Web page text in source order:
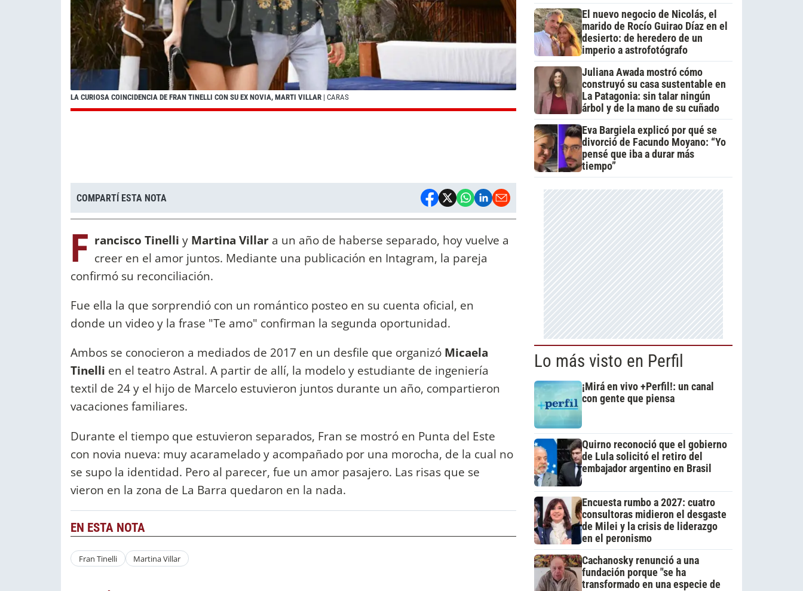
LA CURIOSA COINCIDENCIA DE FRAN TINELLI CON SU EX NOVIA, MARTI VILLAR | CARAS
COMPARTÍ ESTA NOTA
F rancisco Tinelli y Martina Villar a un año de haberse separado, hoy vuelve a
creer en el amor juntos. Mediante una publicación en Intagram, la pareja
confirmó su reconciliación.
Fue ella la que sorprendió con un romántico posteo en su cuenta oficial, en
donde un video y la frase "Te amo" confirman la segunda oportunidad.
Ambos se conocieron a mediados de 2017 en un desfile que organizó Micaela
Tinelli en el teatro Astral. A partir de allí, la modelo y estudiante de ingeniería
textil de 24 y el hijo de Marcelo estuvieron juntos durante un año, compartieron
vacaciones familiares.
Durante el tiempo que estuvieron separados, Fran se mostró en Punta del Este
con novia nueva: muy acaramelado y acompañado por una morocha, de la cual no
se supo la identidad. Pero al parecer, fue un amor pasajero. Las risas que se
vieron en la zona de La Barra quedaron en la nada.
EN ESTA NOTA
Fran Tinelli Martina Villar
El nuevo negocio de Nicolás, el
marido de Rocío Guirao Díaz en el
desierto: de heredero de un
imperio a astrofotógrafo
Juliana Awada mostró cómo
construyó su casa sustentable en
La Patagonia: sin talar ningún
árbol y de la mano de su cuñado
Eva Bargiela explicó por qué se
divorció de Facundo Moyano: “Yo
pensé que iba a durar más
tiempo”
Lo más visto en Perfil
¡Mirá en vivo +Perfil!: un canal
con gente que piensa
Quirno reconoció que el gobierno
de Lula solicitó el retiro del
embajador argentino en Brasil
Encuesta rumbo a 2027: cuatro
consultoras midieron el desgaste
de Milei y la crisis de liderazgo
en el peronismo
Cachanosky renunció a una
fundación porque "se ha
transformado en una especie de